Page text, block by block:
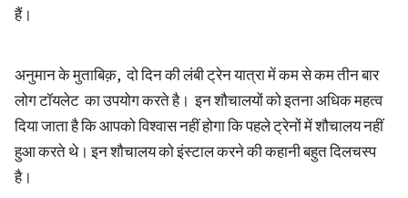
हैं।
अनुमान के मुताबिक़, दो दिन की लंबी ट्रेन यात्रा में कम से कम तीन बार
लोग टॉयलेट का उपयोग करते है। इन शौचालयों को इतना अधिक महत्व
दिया जाता है कि आपको विश्वास नहीं होगा कि पहले ट्रेनों में शौचालय नहीं
हुआ करते थे। इन शौचालय को इंस्टाल करने की कहानी बहुत दिलचस्प
है।